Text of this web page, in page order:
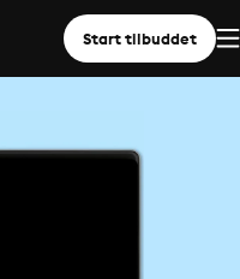
Start tilbuddet